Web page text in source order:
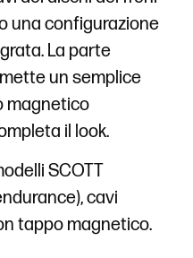
una configurazione
La parte
un semplice
magnetico
il look.
SCOTT
cavi
tappo magnetico.